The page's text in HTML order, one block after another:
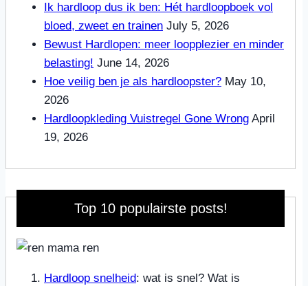
Ik hardloop dus ik ben: Hét hardloopboek vol
bloed, zweet en trainen July 5, 2026
Bewust Hardlopen: meer loopplezier en minder
belasting! June 14, 2026
Hoe veilig ben je als hardloopster? May 10,
2026
Hardloopkleding Vuistregel Gone Wrong April
19, 2026
Top 10 populairste posts!
Hardloop snelheid: wat is snel? Wat is